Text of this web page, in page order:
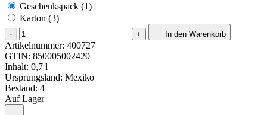
Geschenkspack (1)
Karton (3)
- + In den Warenkorb
Artikelnummer: 400727
GTIN: 850005002420
Inhalt: 0,7 l
Ursprungsland: Mexiko
Bestand: 4
Auf Lager